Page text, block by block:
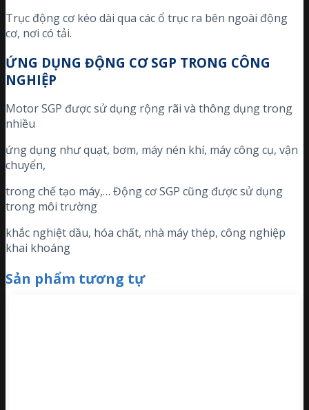
Trục động cơ kéo dài qua các ổ trục ra bên ngoài động
cơ, nơi có tải.
ỨNG DỤNG ĐỘNG CƠ SGP TRONG CÔNG
NGHIỆP
Motor SGP được sử dụng rộng rãi và thông dụng trong
nhiều
ứng dụng như quạt, bơm, máy nén khí, máy công cụ, vận
chuyển,
trong chế tạo máy,… Động cơ SGP cũng được sử dụng
trong môi trường
khắc nghiệt dầu, hóa chất, nhà máy thép, công nghiệp
khai khoáng
Sản phẩm tương tự